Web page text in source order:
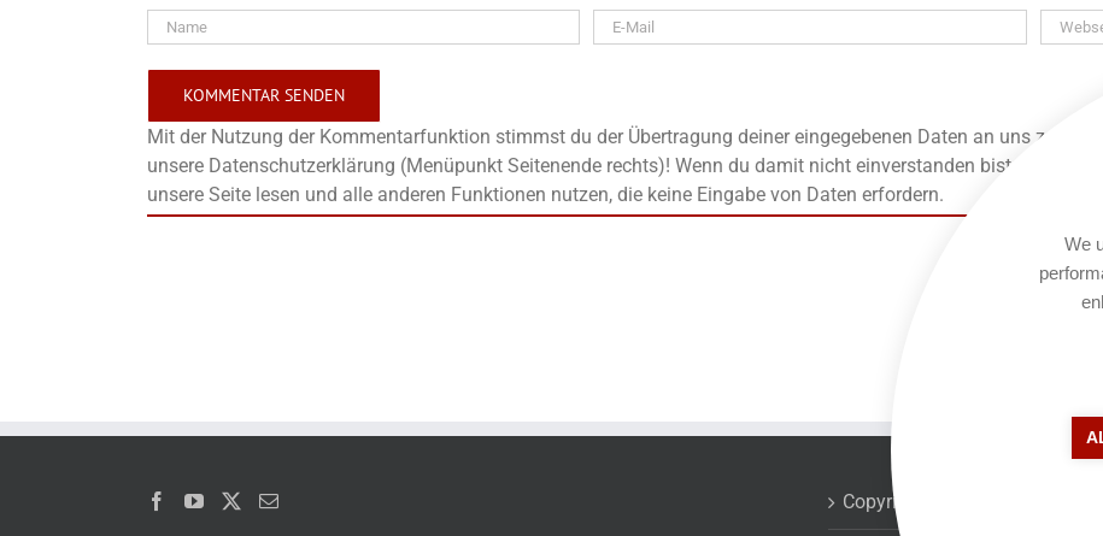
Mit der Nutzung der Kommentarfunktion stimmst du der Übertragung deiner eingegebenen Daten an uns zu, die
unsere Datenschutzerklärung (Menüpunkt Seitenende rechts)! Wenn du damit nicht einverstanden bist, kannst
unsere Seite lesen und alle anderen Funktionen nutzen, die keine Eingabe von Daten erfordern.
Copyrights
We